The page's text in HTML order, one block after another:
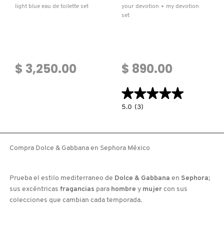
light blue eau de toilette set
$ 3,250.00
your devotion + my devotion
set
$ 890.00
★★★★★
★★★★★
5.0
DEVOTION
SET
5.0 (3)
Compra Dolce & Gabbana en Sephora México
Prueba el estilo mediterraneo de Dolce & Gabbana en Sephora;
sus excéntricas fragancias para hombre y mujer con sus
colecciones que cambian cada temporada.